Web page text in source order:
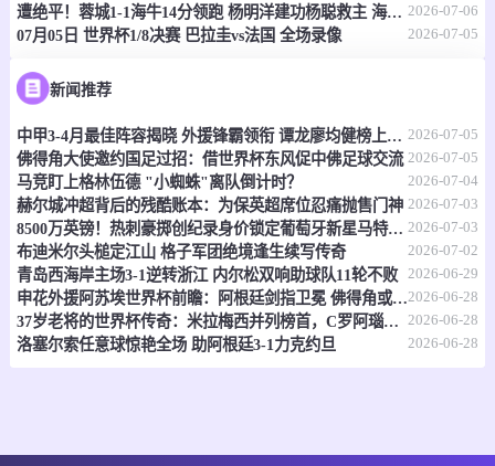
澳昆超 07-07 17:30 即将开始
黄金海岸骑士
情报
澳昆超 07-07 17:30 即将开始
黄金海岸骑士 0 - 0 昆士兰狮队
情报
澳亚U23 07-07 17:30 即将开始
遭绝平！蓉城1-1海牛14分领跑 杨明洋建功杨聪救主 海牛仍倒数第3 2026-07-06
07月05日 世界杯1/8决赛 巴拉圭vs法国 全场录像 2026-07-05
新闻推荐
中甲3-4月最佳阵容揭晓 外援锋霸领衔 谭龙廖均健榜上有名 2026-07-05
佛得角大使邀约国足过招：借世界杯东风促中佛足球交流 2026-07-05
马竞盯上格林伍德 "小蜘蛛"离队倒计时？ 2026-07-04
赫尔城冲超背后的残酷账本：为保英超席位忍痛抛售门神 2026-07-03
8500万英镑！热刺豪掷创纪录身价锁定葡萄牙新星马特乌斯 2026-07-03
布迪米尔头槌定江山 格子军团绝境逢生续写传奇 2026-07-02
青岛西海岸主场3-1逆转浙江 内尔松双响助球队11轮不败 2026-06-29
申花外援阿苏埃世界杯前瞻：阿根廷剑指卫冕 佛得角或成黑马2026-06-28
37岁老将的世界杯传奇：米拉梅西并列榜首，C罗阿瑙紧随其后 2026-06-28
洛塞尔索任意球惊艳全场 助阿根廷3-1力克约旦 2026-06-28